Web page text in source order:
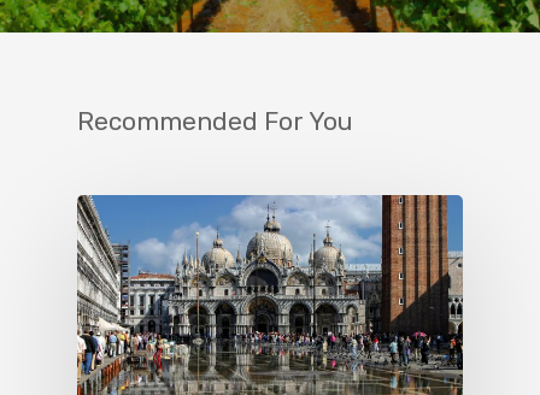
Recommended For You